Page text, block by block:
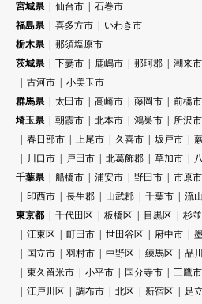
宮城県
仙台市
石巻市
福島県
喜多方市
いわき市
栃木県
那須塩原市
茨城県
下妻市 鹿嶋市 那珂郡 潮来市
古河市
小美玉市
群馬県
太田市 高崎市 藤岡市
前橋市
埼玉県
朝霞市 北本市 鴻巣市 所沢市
春日部市
上尾市 久喜市 坂戸市
川口市
戸田市 北葛飾郡 草加市
千葉県
船橋市 浦安市 野田市 市原市
印西市
長生郡 山武郡 千葉市 流
東京都
千代田区 板橋区 目黒区 杉
江東区
町田市 世田谷区 府中市
国立市
羽村市 中野区 練馬区 品
東久留米市
小平市 国分寺市 三鷹市
江戸川区
調布市 北区 新宿区 足